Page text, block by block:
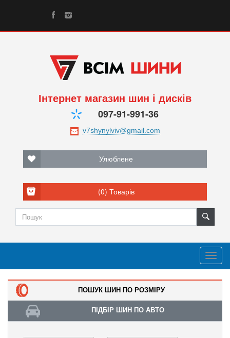
Інтернет магазин шин і дисків
097-91-991-36
Улюблене
(0) Товарів
ПОШУК ШИН ПО РОЗМІРУ
ПІДБІР ШИН ПО АВТО